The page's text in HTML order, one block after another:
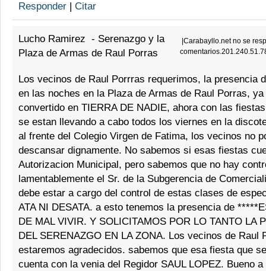
Responder | Citar
Lucho Ramirez - Serenazgo y la
Plaza de Armas de Raul Porras
Carabayllo.net no se
Los vecinos de Raul Porrras requerimos, la presencia
en las noches en la Plaza de Armas de Raul Porras,
convertido en TIERRA DE NADIE, ahora con las
se estan llevando a cabo todos los viernes en la
al frente del Colegio Virgen de Fatima, los vecinos no
descansar dignamente. No sabemos si esas fiestas
Autorizacion Municipal, pero sabemos que no hay
lamentablemente el Sr. de la Subgerencia de
debe estar a cargo del control de estas clases de
ATA NI DESATA. a esto tenemos la presencia de
DE MAL VIVIR. Y SOLICITAMOS POR LO TANTO LA
DEL SERENAZGO EN LA ZONA. Los vecinos de Raul
estaremos agradecidos. sabemos que esa fiesta que
cuenta con la venia del Regidor SAUL LOPEZ. Bueno